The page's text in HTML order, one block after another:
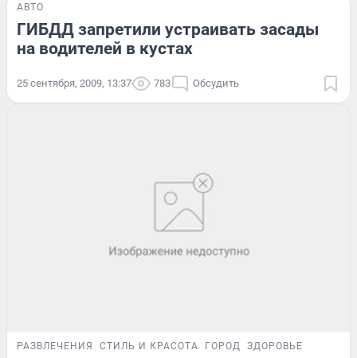
АВТО
ГИБДД запретили устраивать засады
на водителей в кустах
25 сентября, 2009, 13:37 783 Обсудить
РАЗВЛЕЧЕНИЯ СТИЛЬ И КРАСОТА ГОРОД ЗДОРОВЬЕ